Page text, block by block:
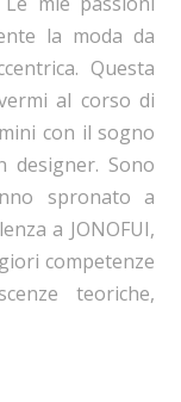
la moda da
Questa
al corso di
con il sogno
Sono
spronato a
a JONOFUI,
competenze
teoriche,